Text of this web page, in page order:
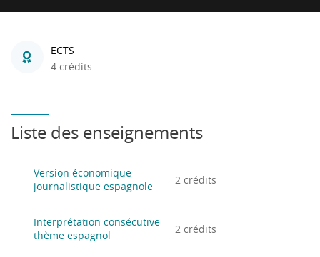
ECTS
4 crédits
Liste des enseignements
Version économique
journalistique espagnole
2 crédits
Interprétation consécutive
thème espagnol
2 crédits